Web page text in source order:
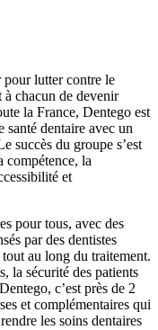
lutter contre le
à chacun de devenir
la France, Dentego est
santé dentaire avec un
succès du groupe s’est
compétence, la
et
pour tous, avec des
par des dentistes
au long du traitement.
la sécurité des patients
c’est près de 2
et complémentaires qui
les soins dentaires